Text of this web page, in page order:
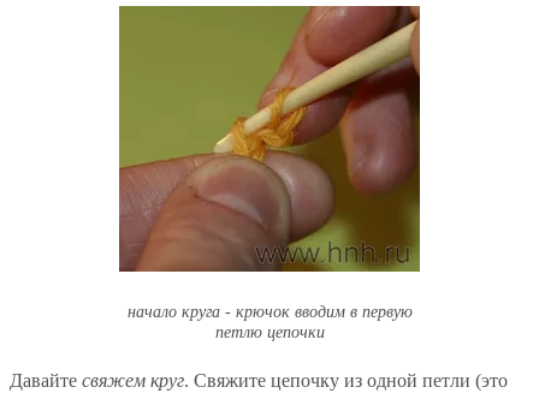
начало круга - крючок вводим в первую
петлю цепочки
Давайте свяжем круг. Свяжите цепочку из одной петли (это